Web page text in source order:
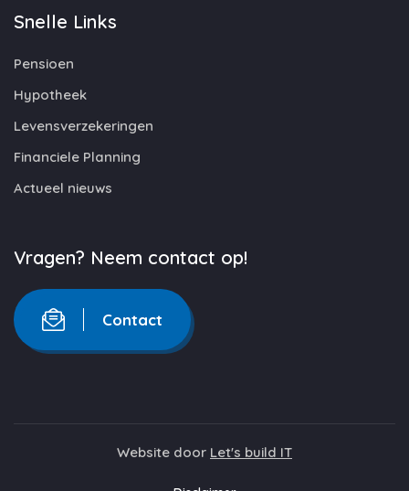
Snelle Links
Pensioen
Hypotheek
Levensverzekeringen
Financiele Planning
Actueel nieuws
Vragen? Neem contact op!
Contact
Website door Let's build IT